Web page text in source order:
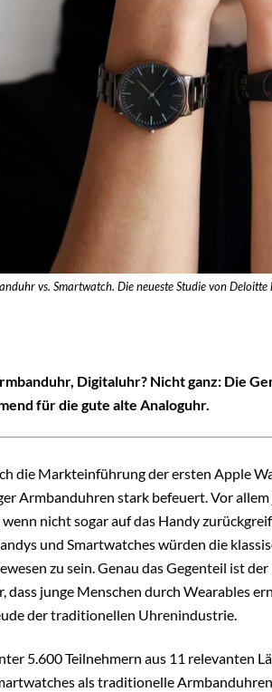
vs. Smartwatch. Die neueste Studie von
Digitaluhr? Nicht ganz: Die
für die gute alte Analoguhr.
die Markteinführung der ersten Apple
Armbanduhren stark befeuert. Vor
nicht sogar auf das Handy
und Smartwatches würden die
zu sein. Genau das Gegenteil ist
dass junge Menschen durch Wearables
der traditionellen Uhrenindustrie.
5.600 Teilnehmern aus 11 relevanten
als traditionelle